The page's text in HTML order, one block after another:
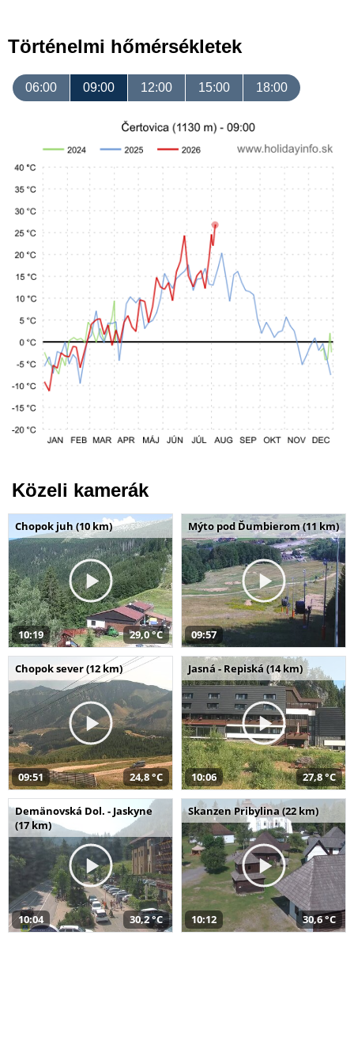
Történelmi hőmérsékletek
06:00 09:00 12:00 15:00 18:00
Közeli kamerák
Chopok juh (10 km)
10:19 29,0 °C
Mýto pod Ďumbierom (11 km)
09:57
Chopok sever (12 km)
09:51 24,8 °C
Jasná - Repiská (14 km)
10:06 27,8 °C
Demänovská Dol. - Jaskyne
(17 km)
10:04 30,2 °C
Skanzen Pribylina (22 km)
10:12 30,6 °C